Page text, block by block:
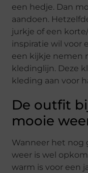
een hedje. Dan
aandoen.
jurkje of een
inspiratie wil voor
een kijkje nemen
kledinglijn. Deze
kleding aan voor
De outfit
mooie
Wanneer het nog
weer is wel
warm is voor een